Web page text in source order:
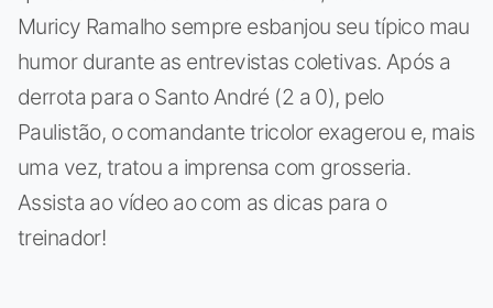
Muricy Ramalho sempre esbanjou seu típico mau
humor durante as entrevistas coletivas. Após a
derrota para o Santo André (2 a 0), pelo
Paulistão, o comandante tricolor exagerou e, mais
uma vez, tratou a imprensa com grosseria.
Assista ao vídeo ao com as dicas para o
treinador!